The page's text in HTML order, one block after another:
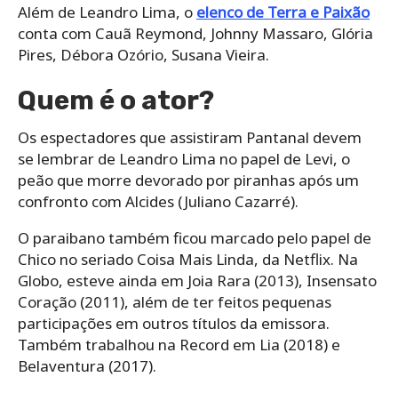
Além de Leandro Lima, o elenco de Terra e Paixão
conta com Cauã Reymond, Johnny Massaro, Glória
Pires, Débora Ozório, Susana Vieira.
Quem é o ator?
Os espectadores que assistiram Pantanal devem
se lembrar de Leandro Lima no papel de Levi, o
peão que morre devorado por piranhas após um
confronto com Alcides (Juliano Cazarré).
O paraibano também ficou marcado pelo papel de
Chico no seriado Coisa Mais Linda, da Netflix. Na
Globo, esteve ainda em Joia Rara (2013), Insensato
Coração (2011), além de ter feitos pequenas
participações em outros títulos da emissora.
Também trabalhou na Record em Lia (2018) e
Belaventura (2017).